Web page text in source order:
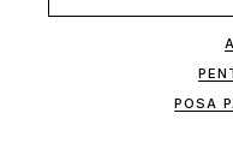
POSA